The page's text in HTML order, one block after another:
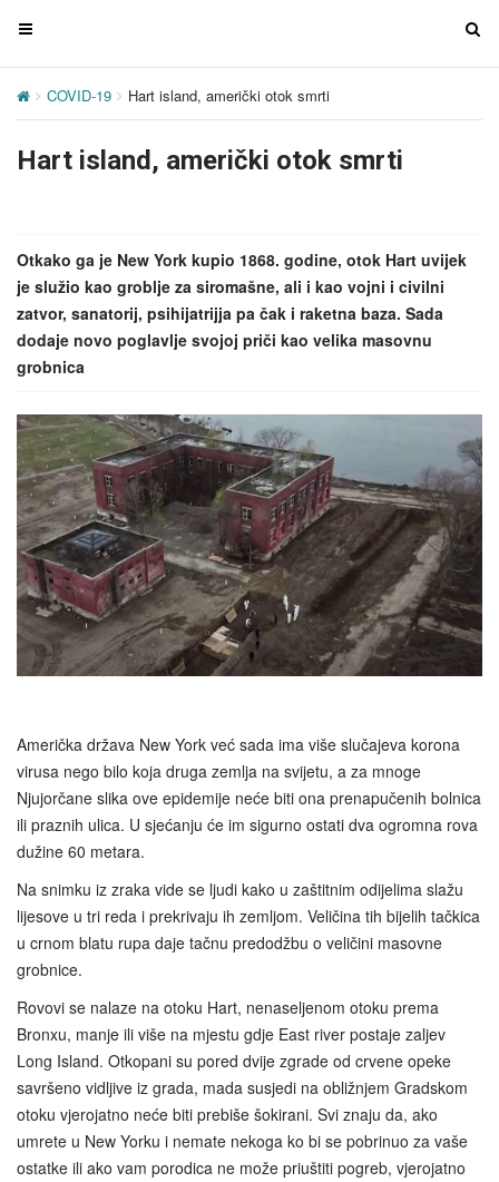
T
g
e
i
g
a
t
i
n
T
i
COVID-19 Hart island, američki otok smrti
Hart island, američki otok smrti
Otkako ga je New York kupio 1868. godine, otok Hart uvijek
je služio kao groblje za siromašne, ali i kao vojni i civilni
zatvor, sanatorij, psihijatrijja pa čak i raketna baza. Sada
dodaje novo poglavlje svojoj priči kao velika masovnu
grobnica
Američka država New York već sada ima više slučajeva korona
virusa nego bilo koja druga zemlja na svijetu, a za mnoge
Njujorčane slika ove epidemije neće biti ona prenapučenih bolnica
ili praznih ulica. U sjećanju će im sigurno ostati dva ogromna rova ​​
dužine 60 metara.
Na snimku iz zraka vide se ljudi kako u zaštitnim odijelima slažu
lijesove u tri reda i prekrivaju ih zemljom. Veličina tih bijelih tačkica
u crnom blatu rupa daje tačnu predodžbu o veličini masovne
grobnice.
Rovovi se nalaze na otoku Hart, nenaseljenom otoku prema
Bronxu, manje ili više na mjestu gdje East river postaje zaljev
Long Island. Otkopani su pored dvije zgrade od crvene opeke
savršeno vidljive iz grada, mada susjedi na obližnjem Gradskom
otoku vjerojatno neće biti prebiše šokirani. Svi znaju da, ako
umrete u New Yorku i nemate nekoga ko bi se pobrinuo za vaše
ostatke ili ako vam porodica ne može priuštiti pogreb, vjerojatno